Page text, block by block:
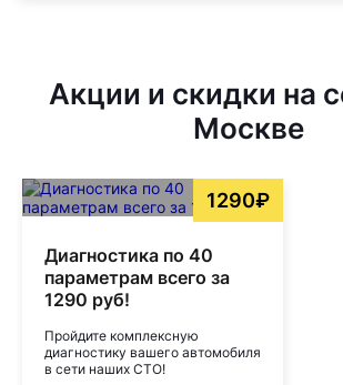
Акции и скидки на
Москве
1290₽
Диагностика по 40
параметрам всего за
1290 руб!
Пройдите комплексную
диагностику вашего автомобиля
в сети наших СТО!